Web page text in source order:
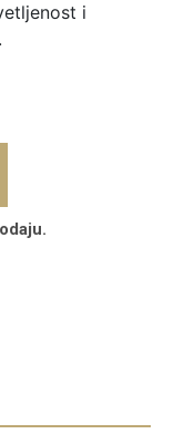
i